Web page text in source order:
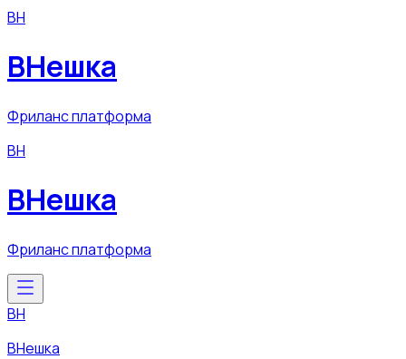
ВН
ВНешка
Фриланс платформа
ВН
ВНешка
Фриланс платформа
ВН
ВНешка